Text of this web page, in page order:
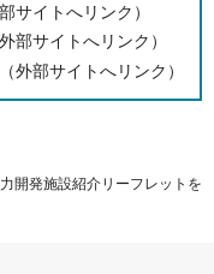
サイトへリンク）
部サイトへリンク）
外部サイトへリンク）
開発施設紹介リーフレットを